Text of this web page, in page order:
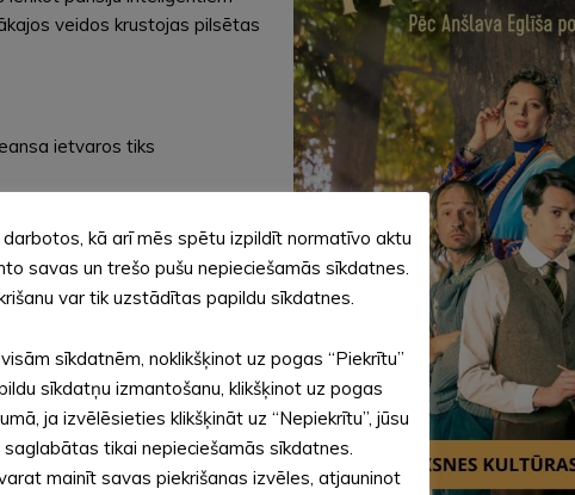
veidos krustojas pilsētas
ietvaros tiks
kā arī mēs spētu izpildīt normatīvo aktu
savas un trešo pušu nepieciešamās sīkdatnes.
var tik uzstādītas papildu sīkdatnes.
sīkdatnēm, noklikšķinot uz pogas “Piekrītu”
sīkdatņu izmantošanu, klikšķinot uz pogas
ja izvēlēsieties klikšķināt uz “Nepiekrītu”, jūsu
tikai nepieciešamās sīkdatnes.
mainīt savas piekrišanas izvēles, atjauninot